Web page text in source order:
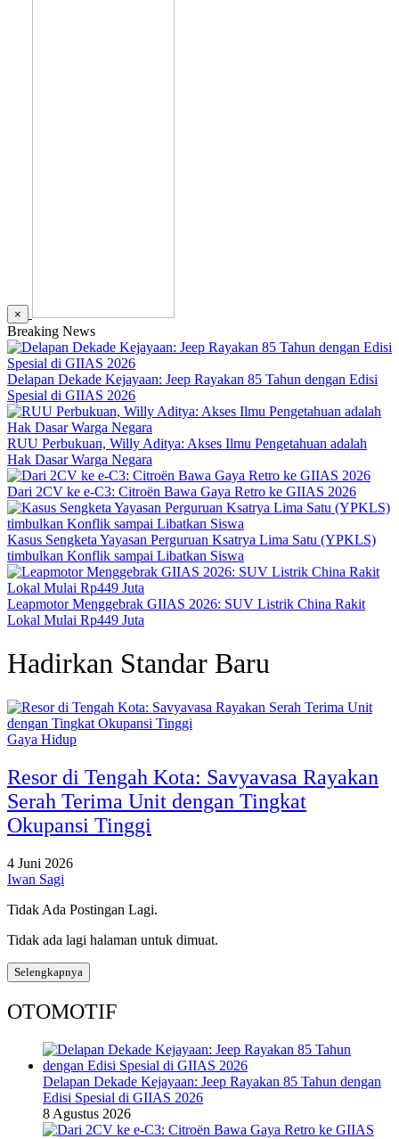
×
Breaking News
Delapan Dekade Kejayaan: Jeep Rayakan 85 Tahun dengan Edisi
Spesial di GIIAS 2026
RUU Perbukuan, Willy Aditya: Akses Ilmu Pengetahuan adalah
Hak Dasar Warga Negara
Dari 2CV ke e-C3: Citroën Bawa Gaya Retro ke GIIAS 2026
Kasus Sengketa Yayasan Perguruan Ksatrya Lima Satu (YPKLS)
timbulkan Konflik sampai Libatkan Siswa
Leapmotor Menggebrak GIIAS 2026: SUV Listrik China Rakit
Lokal Mulai Rp449 Juta
Hadirkan Standar Baru
Gaya Hidup
Resor di Tengah Kota: Savyavasa Rayakan
Serah Terima Unit dengan Tingkat
Okupansi Tinggi
4 Juni 2026
Iwan Sagi
Tidak Ada Postingan Lagi.
Tidak ada lagi halaman untuk dimuat.
Selengkapnya
OTOMOTIF
Delapan Dekade Kejayaan: Jeep Rayakan 85 Tahun dengan
Edisi Spesial di GIIAS 2026
8 Agustus 2026